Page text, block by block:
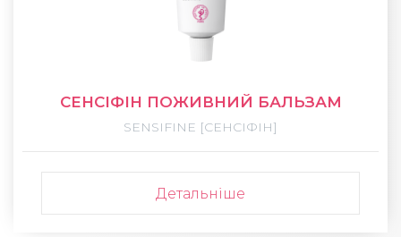
СЕНСІФІН ПОЖИВНИЙ БАЛЬЗАМ
SENSIFINE [СЕНСІФІН]
Детальніше